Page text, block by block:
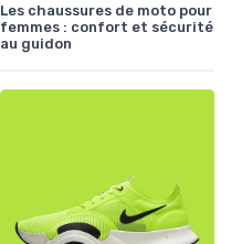
Les chaussures de moto pour
femmes : confort et sécurité
au guidon